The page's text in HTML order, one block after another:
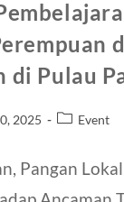
di Pulau
2025 Event
Pangan